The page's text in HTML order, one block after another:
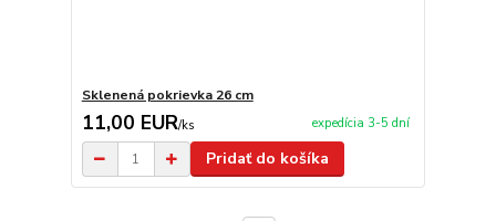
Sklenená pokrievka 26 cm
11,00 EUR/ks expedícia 3-5 dní
Pridať do košíka